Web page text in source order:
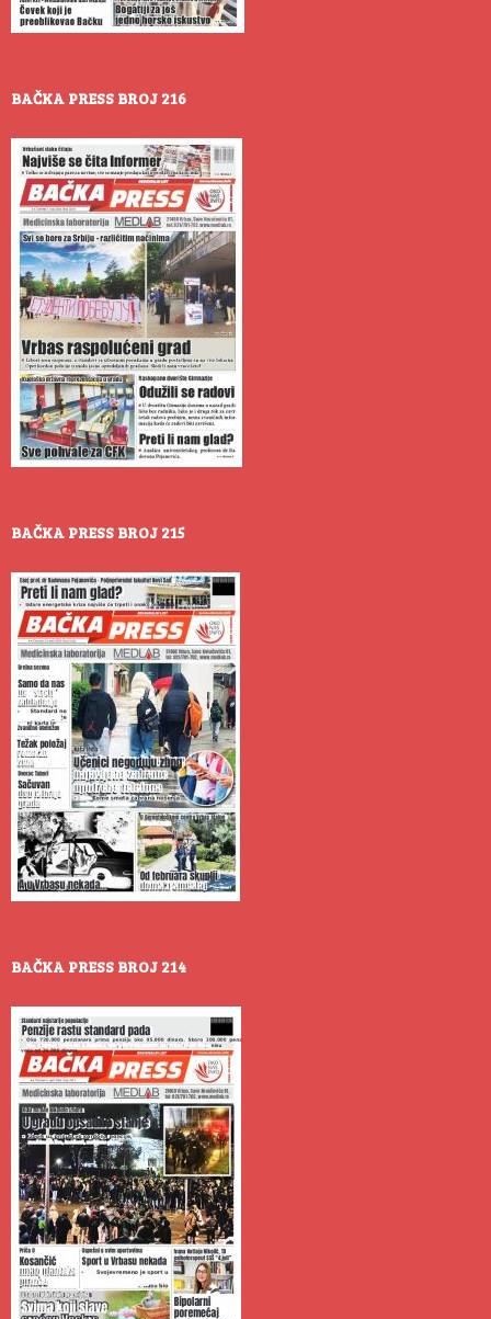
BAČKA PRESS BROJ 216
BAČKA PRESS BROJ 215
BAČKA PRESS BROJ 214